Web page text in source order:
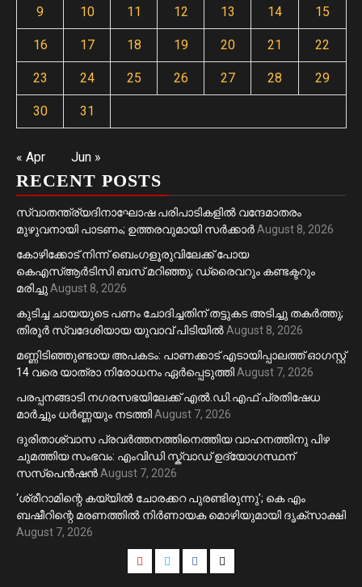
9 10 11 12 13 14 15
16 17 18 19 20 21 22
23 24 25 26 27 28 29
30 31
« Apr Jun »
RECENT POSTS
സ്വാതന്ത്ര്യദിനാഘോഷ പരിപാടികളിൽ വന്ദേമാതരം
മുഴുവനായി പാടണം; ഉത്തരവുമായി സർക്കാർ August 8, 2026
കോഴിക്കോട് നിന്ന് ബെംഗളൂരുവിലേക്ക് പോയ
കെഎസ്ആർടിസി ബസ് മറിഞ്ഞു; ഡ്രൈവറും കണ്ടക്ടറും
മരിച്ചു August 8, 2026
കുടിച്ച ചായയുടെ പണം ചോദിച്ചതിന് തട്ടുകട അടിച്ചു തകർത്തു;
തിരൂർ സ്വദേശിയായ യുവാവ് പിടിയിൽ August 8, 2026
മണ്ണിടിഞ്ഞുണ്ടായ അപകടം: പാണക്കാട് എടായിപ്പാലത്ത് ഓഗസ്റ്റ്
14 വരെ യാത്രാ നിരോധനം ഏര്‍പ്പെടുത്തി August 7, 2026
പരപ്പനങ്ങാടി നഗരസഭയിലേക്ക് എൽ.ഡി.എഫ് പ്രതിഷേധ
മാർച്ചും ധർണ്ണയും നടത്തി August 7, 2026
ദുരിതാശ്വാസ പ്രവർത്തനത്തിനെത്തിയ വാഹനത്തിനു പിഴ
ചുമത്തിയ സംഭവം: എംവിഡി സ്ക്വാഡ് ഉദ്യോഗസ്ഥന്
സസ്പെൻഷൻ August 7, 2026
‘ശ്രീറാമിന്റെ കയ്യിൽ ചോരക്കറ പുരണ്ടിരുന്നു’; കെ എം
ബഷീറിന്റെ മരണത്തിൽ നിർണായക മൊഴിയുമായി ദൃക്‌സാക്ഷി
August 7, 2026
YoutubeInstagram
Facebook
Twitter